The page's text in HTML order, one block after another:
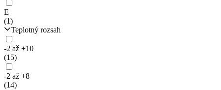
E
(1)
Teplotný rozsah
-2 až +10
(15)
-2 až +8
(14)